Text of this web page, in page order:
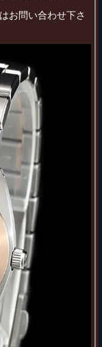
はお問い合わせ下さ